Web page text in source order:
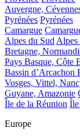
Auvergne,
Pyrénées Pyrénées
Camargue
Alpes du SudAlpes
Bretagne,
Pays Basque, Côte
Bassin d’Arcachon
Vosges, Vittel,
Guyane, Amazonie
Île de la Réunion Île
Europe